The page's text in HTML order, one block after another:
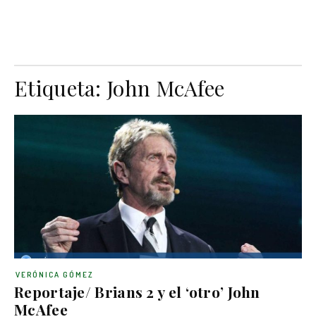
Etiqueta: John McAfee
Reportaje/ Brians 2 y el ‘otro’ John
McAfee
VERÓNICA GÓMEZ